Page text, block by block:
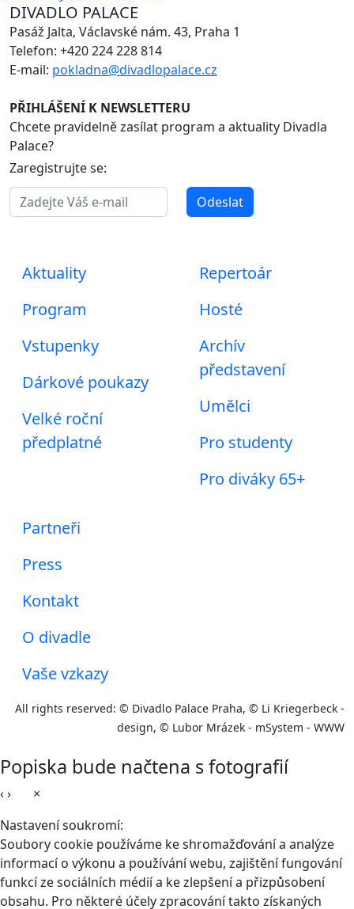
DIVADLO PALACE
Pasáž Jalta, Václavské nám. 43, Praha 1
Telefon: +420 224 228 814
E-mail: pokladna@divadlopalace.cz
PŘIHLÁŠENÍ K NEWSLETTERU
Chcete pravidelně zasílat program a aktuality Divadla
Palace?
Zaregistrujte se:
Odeslat
Aktuality
Program
Vstupenky
Dárkové poukazy
Velké roční
předplatné
Repertoár
Hosté
Archív
představení
Umělci
Pro studenty
Pro diváky 65+
Partneři
Press
Kontakt
O divadle
Vaše vzkazy
All rights reserved: © Divadlo Palace Praha, © Li Kriegerbeck -
design, © Lubor Mrázek - mSystem - WWW
Popiska bude načtena s fotografií
‹›
×
Nastavení soukromí:
Soubory cookie používáme ke shromažďování a analýze
informací o výkonu a používání webu, zajištění fungování
funkcí ze sociálních médií a ke zlepšení a přizpůsobení
obsahu. Pro některé účely zpracování takto získaných